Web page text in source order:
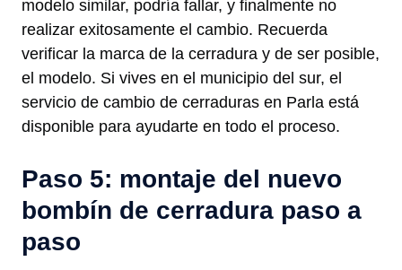
modelo similar, podría fallar, y finalmente no
realizar exitosamente el cambio. Recuerda
verificar la marca de la cerradura y de ser posible,
el modelo. Si vives en el municipio del sur, el
servicio de cambio de cerraduras en Parla está
disponible para ayudarte en todo el proceso.
Paso 5: montaje del nuevo
bombín de cerradura paso a
paso